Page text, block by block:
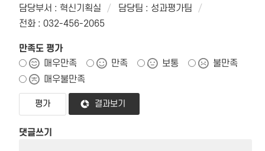
담당부서 : 혁신기획실
담당팀 : 성과평가팀
전화 : 032-456-2065
만족도 평가
매우만족
만족 보통
불만족
매우불만족
결과보기
댓글쓰기